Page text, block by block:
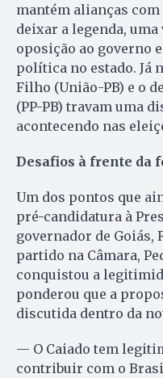
mantém alianças
deixar a legenda,
oposição ao governo
política no estado. Já
Filho (União-PB) e o
(PP-PB) travam uma
acontecendo nas
Desafios à frente da
Um dos pontos que
pré-candidatura à
governador de Goiás,
partido na Câmara,
conquistou a
ponderou que a
discutida dentro da
— O Caiado tem
contribuir com o